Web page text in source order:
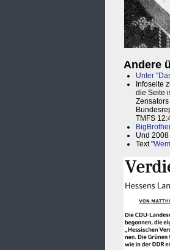
Andere
Unter
Infoseite
die Seite
TMFS
Und
Text "